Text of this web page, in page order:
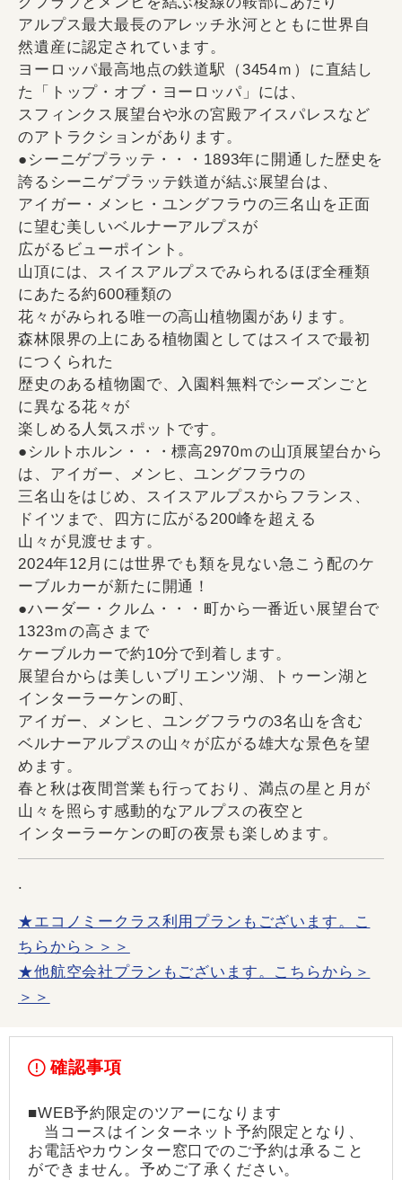
アルプス最大最長のアレッチ氷河とともに世界自
然遺産に認定されています。
ヨーロッパ最高地点の鉄道駅（3454ｍ）に直結し
た「トップ・オブ・ヨーロッパ」には、
スフィンクス展望台や氷の宮殿アイスパレスなど
のアトラクションがあります。
●シーニゲプラッテ・・・1893年に開通した歴史を
誇るシーニゲプラッテ鉄道が結ぶ展望台は、
アイガー・メンヒ・ユングフラウの三名山を正面
に望む美しいベルナーアルプスが
広がるビューポイント。
山頂には、スイスアルプスでみられるほぼ全種類
にあたる約600種類の
花々がみられる唯一の高山植物園があります。
森林限界の上にある植物園としてはスイスで最初
につくられた
歴史のある植物園で、入園料無料でシーズンごと
に異なる花々が
楽しめる人気スポットです。
●シルトホルン・・・標高2970ｍの山頂展望台から
は、アイガー、メンヒ、ユングフラウの
三名山をはじめ、スイスアルプスからフランス、
ドイツまで、四方に広がる200峰を超える
山々が見渡せます。
2024年12月には世界でも類を見ない急こう配のケ
ーブルカーが新たに開通！
●ハーダー・クルム・・・町から一番近い展望台で
1323ｍの高さまで
ケーブルカーで約10分で到着します。
展望台からは美しいブリエンツ湖、トゥーン湖と
インターラーケンの町、
アイガー、メンヒ、ユングフラウの3名山を含む
ベルナーアルプスの山々が広がる雄大な景色を望
めます。
春と秋は夜間営業も行っており、満点の星と月が
山々を照らす感動的なアルプスの夜空と
インターラーケンの町の夜景も楽しめます。
.
★エコノミークラス利用プランもございます。こ
ちらから＞＞＞
★他航空会社プランもございます。こちらから＞
＞＞
確認事項
■WEB予約限定のツアーになります
当コースはインターネット予約限定となり、
お電話やカウンター窓口でのご予約は承ること
ができません。予めご了承ください。